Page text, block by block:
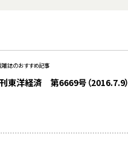
雑誌のおすすめ記事
東洋経済 第6669号（2016.7.9）